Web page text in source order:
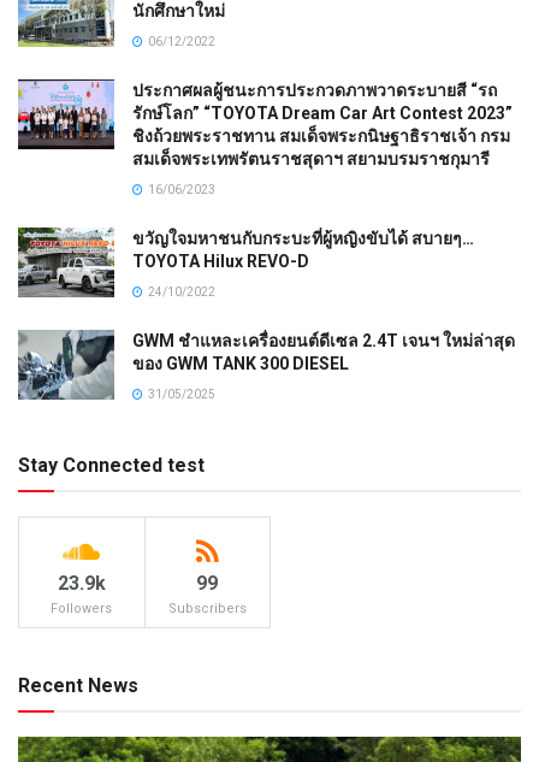
นักศึกษาใหม่
06/12/2022
ประกาศผลผู้ชนะการประกวดภาพวาดระบายสี “รถ
รักษ์โลก” “TOYOTA Dream Car Art Contest 2023”
ชิงถ้วยพระราชทาน สมเด็จพระกนิษฐาธิราชเจ้า กรม
สมเด็จพระเทพรัตนราชสุดาฯ สยามบรมราชกุมารี
16/06/2023
ขวัญใจมหาชนกับกระบะที่ผู้หญิงขับได้ สบายๆ…
TOYOTA Hilux REVO-D
24/10/2022
GWM ชำแหละเครื่องยนต์ดีเซล 2.4T เจนฯ ใหม่ล่าสุด
ของ GWM TANK 300 DIESEL
31/05/2025
Stay Connected test
23.9k
Followers
99
Subscribers
Recent News